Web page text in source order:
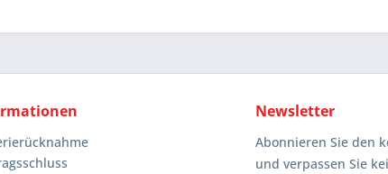
Newsletter
Abonnieren Sie den
und verpassen Sie